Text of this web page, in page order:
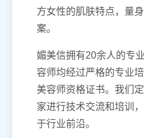
方女性的肌肤特点，量
案。
媚美信拥有20余人的专
容师均经过严格的专业
美容师资格证书。我们
家进行技术交流和培训
于行业前沿。